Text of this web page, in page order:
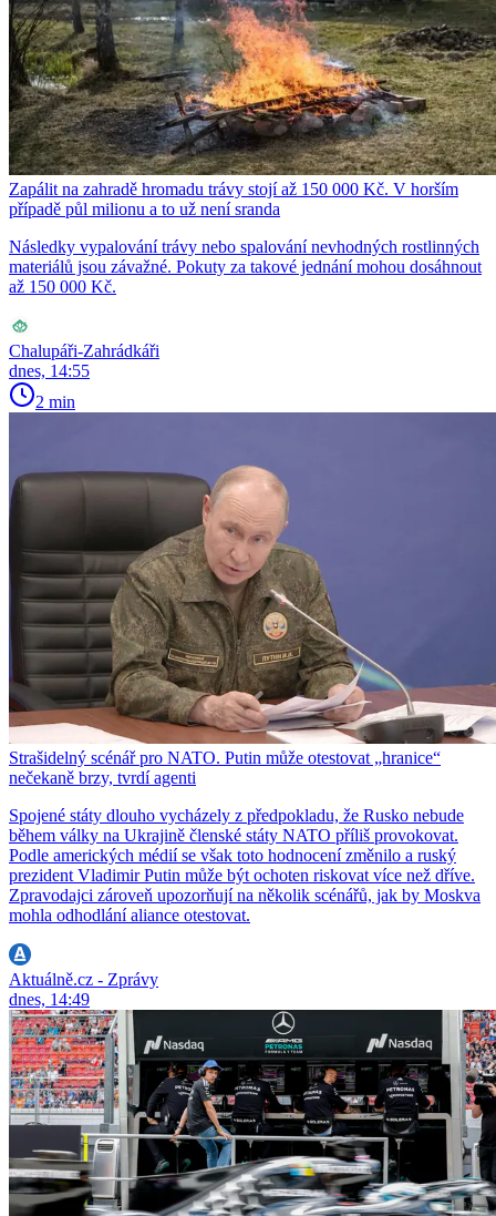
Zapálit na zahradě hromadu trávy stojí až 150 000 Kč. V horším
případě půl milionu a to už není sranda
Následky vypalování trávy nebo spalování nevhodných rostlinných
materiálů jsou závažné. Pokuty za takové jednání mohou dosáhnout
až 150 000 Kč.
Chalupáři-Zahrádkáři
dnes, 14:55
2 min
Strašidelný scénář pro NATO. Putin může otestovat „hranice“
nečekaně brzy, tvrdí agenti
Spojené státy dlouho vycházely z předpokladu, že Rusko nebude
během války na Ukrajině členské státy NATO příliš provokovat.
Podle amerických médií se však toto hodnocení změnilo a ruský
prezident Vladimir Putin může být ochoten riskovat více než dříve.
Zpravodajci zároveň upozorňují na několik scénářů, jak by Moskva
mohla odhodlání aliance otestovat.
Aktuálně.cz - Zprávy
dnes, 14:49